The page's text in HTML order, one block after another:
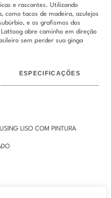
e rascantes. Utilizando
como tacos de madeira, azulejos
e os grafismos dos
abre caminho em direção
sem perder sua ginga
ESPECIFICAÇÕES
LISO COM PINTURA